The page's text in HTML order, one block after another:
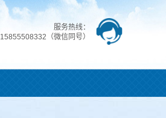
服务热线：
15855508332（微信同号）